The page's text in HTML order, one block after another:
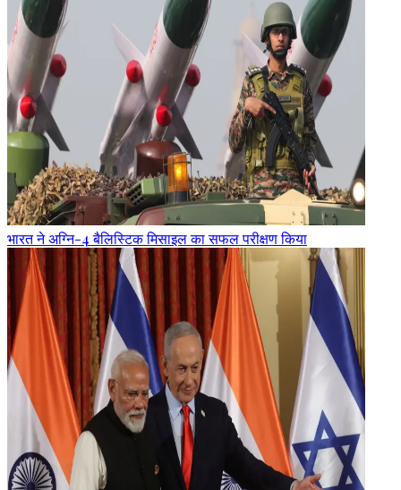
भारत ने अग्नि-4 बैलिस्टिक मिसाइल का सफल परीक्षण किया